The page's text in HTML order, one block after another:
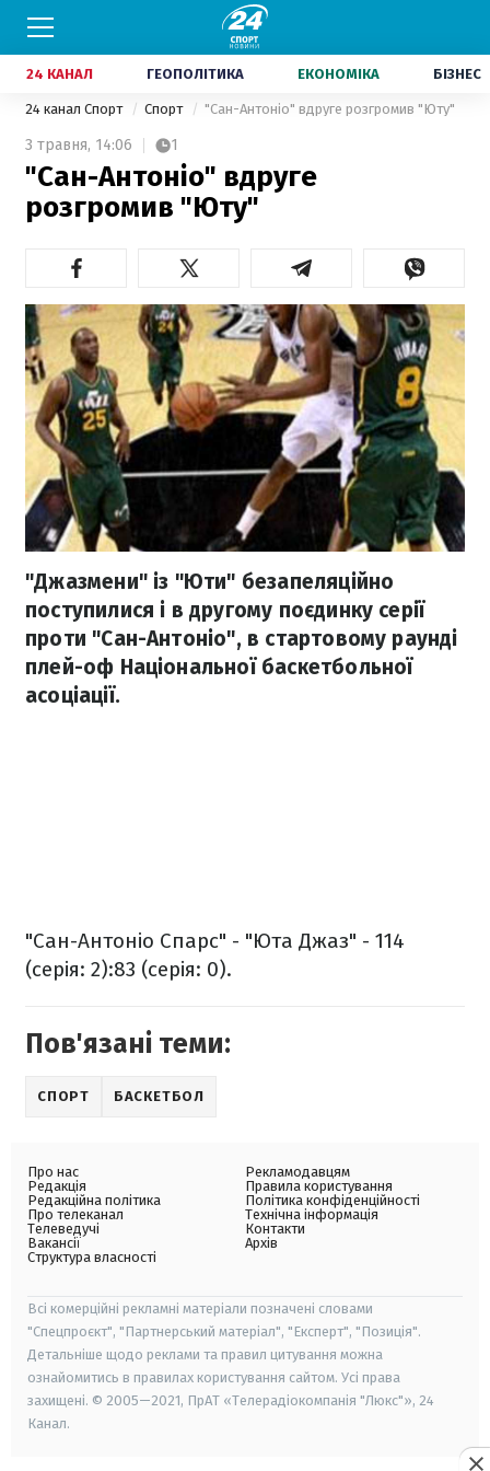
24 КАНАЛ ГЕОПОЛІТИКА ЕКОНОМІКА БІЗНЕС
24 канал Спорт Спорт "Сан-Антоніо" вдруге розгромив "Юту"
3 травня, 14:06 1
"Сан-Антоніо" вдруге
розгромив "Юту"
"Джазмени" із "Юти" безапеляційно
поступилися і в другому поєдинку серії
проти "Сан-Антоніо", в стартовому раунді
плей-оф Національної баскетбольної
асоціації.
"Сан-Антоніо Спарс" - "Юта Джаз" - 114
(серія: 2):83 (серія: 0).
Пов'язані теми:
СПОРТ БАСКЕТБОЛ
Про нас
Редакція
Редакційна політика
Про телеканал
Телеведучі
Вакансії
Структура власності
Рекламодавцям
Правила користування
Політика конфіденційності
Технічна інформація
Контакти
Архів
Всі комерційні рекламні матеріали позначені словами
"Спецпроєкт", "Партнерський матеріал", "Експерт", "Позиція".
Детальніше щодо реклами та правил цитування можна
ознайомитись в правилах користування сайтом. Усі права
захищені. © 2005—2021, ПрАТ «Телерадіокомпанія "Люкс"», 24
Канал.